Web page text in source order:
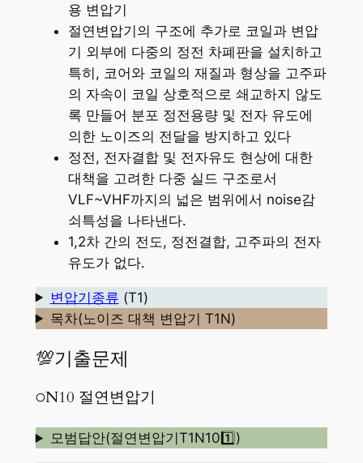
용 변압기
절연변압기의 구조에 추가로 코일과 변압
기 외부에 다중의 정전 차폐판을 설치하고
특히, 코어와 코일의 재질과 형상을 고주파
의 자속이 코일 상호적으로 쇄교하지 않도
록 만들어 분포 정전용량 및 전자 유도에
의한 노이즈의 전달을 방지하고 있다
정전, 전자결합 및 전자유도 현상에 대한
대책을 고려한 다중 실드 구조로서
VLF~VHF까지의 넓은 범위에서 noise감
쇠특성을 나타낸다.
1,2차 간의 전도, 정전결합, 고주파의 전자
유도가 없다.
변압기종류 (T1)
목차(노이즈 대책 변압기 T1N)
💯기출문제
○N10 절연변압기
모범답안(절연변압기T1N101️⃣)